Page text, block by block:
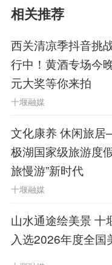
查，规范市场秩
首个饭店
地
记者了解
包括老人、残
的出行受限群
旅游饭店无障
旅游服务规范
月1日实施，
相关推荐
西关清凉季抖音挑
行中！黄酒专场今
元大奖等你来拍
十堰融媒
文化康养 休闲旅
极湖国家级旅游度
旅慢游”新时代
十堰融媒
山水通途绘美景 十
入选2026年度全国